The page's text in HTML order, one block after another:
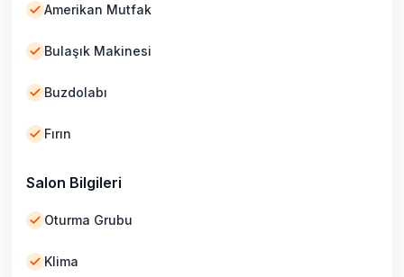
Amerikan Mutfak
Bulaşık Makinesi
Buzdolabı
Fırın
Salon Bilgileri
Oturma Grubu
Klima